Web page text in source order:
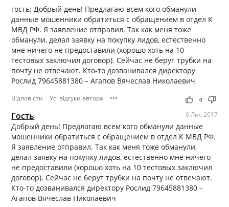
гость: Добрый день! Предлагаю всем кого обманули
данные мошенники обратиться с обращением в отдел К
МВД РФ. Я заявление отправил. Так как меня тоже
обманули, делал заявку на покупку лидов, естественно
мне ничего не предоставили (хорошо хоть на 10
тестовых заключил договор). Сейчас не берут трубки на
почту не отвечают. Кто-то дозванивался директору
Рослид 79645881380 – Агапов Вячеслав Николаевич
Відповісти Усі відгуки автора ••• thumb_up thumb_down
0
Гость 6 Лис 2017
Добрый день! Предлагаю всем кого обманули данные
мошенники обратиться с обращением в отдел К МВД РФ.
Я заявление отправил. Так как меня тоже обманули,
делал заявку на покупку лидов, естественно мне ничего
не предоставили (хорошо хоть на 10 тестовых заключил
договор). Сейчас не берут трубки на почту не отвечают.
Кто-то дозванивался директору Рослид 79645881380 –
Агапов Вячеслав Николаевич